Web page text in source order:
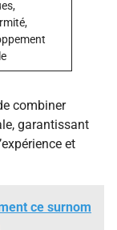
combiner
garantissant
et
ce surnom